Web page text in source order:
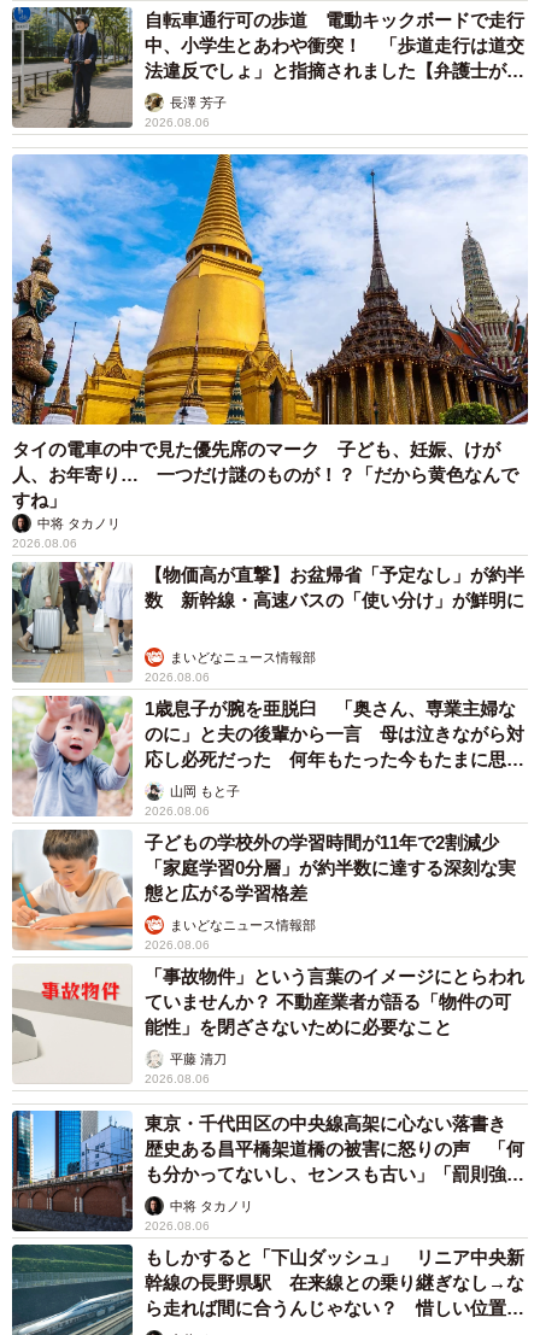
今年の1月に貰った長寿表彰状
「今まで旅立ちを見送るたび、この子はうちに来て幸せだ
ったのだろうか、もっと色々できたのではないかと思うこ
とがたくさんあった。幸にも残りの猫生を幸せに生きてほ
しくて、ひとりぼっちにさせないように工夫したら、すご
く楽しそうにしてくれた。教科書通りでは分からないこと
って、たくさんありますね」
実は飼い主さん、昔、野良猫にパンを強奪されそうになっ
たことがあり、もともとは猫が苦手だった。だが、世間に
衝撃を与えたこげんたちゃんの虐待死事件(※別名「福岡猫
虐待事件」。2002年、インターネット上に子猫猫を虐待す
る写真がアップされた事件）を知り、心境が変化。ショッ
クを受け、野良猫に幸せになってほしいと強く思うように
なった。
自転車通行可の歩道 電動キックボードで走行
中、小学生とあわや衝突！ 「歩道走行は道交
法違反でしょ」と指摘されました【弁護士が解
説】長澤 芳子
2026.08.06
タイの電車の中で見た優先席のマーク 子ども、妊娠、けが
人、お年寄り… 一つだけ謎のものが！？「だから黄色なんで
すね」
中将 タカノリ
2026.08.06
【物価高が直撃】お盆帰省「予定なし」が約半
数 新幹線・高速バスの「使い分け」が鮮明に
まいどなニュース情報部
2026.08.06
1歳息子が腕を亜脱臼 「奥さん、専業主婦な
のに」と夫の後輩から一言 母は泣きながら対
応し必死だった 何年もたった今もたまに思い
出し…山岡 もと子
2026.08.06
子どもの学校外の学習時間が11年で2割減少
「家庭学習0分層」が約半数に達する深刻な実
態と広がる学習格差
まいどなニュース情報部
2026.08.06
「事故物件」という言葉のイメージにとらわれ
ていませんか？ 不動産業者が語る「物件の可
能性」を閉ざさないために必要なこと
平藤 清刀
2026.08.06
東京・千代田区の中央線高架に心ない落書き
歴史ある昌平橋架道橋の被害に怒りの声 「何
も分かってないし、センスも古い」「罰則強化
して」中将 タカノリ
2026.08.06
もしかすると「下山ダッシュ」 リニア中央新
幹線の長野県駅 在来線との乗り継ぎなし→な
ら走れば間に合うんじゃない？ 惜しい位置関